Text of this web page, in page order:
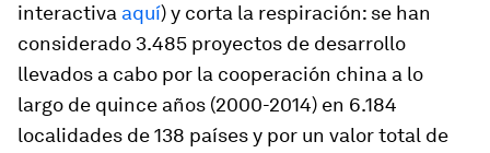
interactiva aquí) y corta la respiración: se han
considerado 3.485 proyectos de desarrollo
llevados a cabo por la cooperación china a lo
largo de quince años (2000-2014) en 6.184
localidades de 138 países y por un valor total de